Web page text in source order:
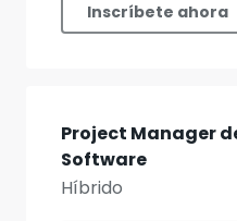
Inscríbete ahora
Project Manager
Software
Híbrido